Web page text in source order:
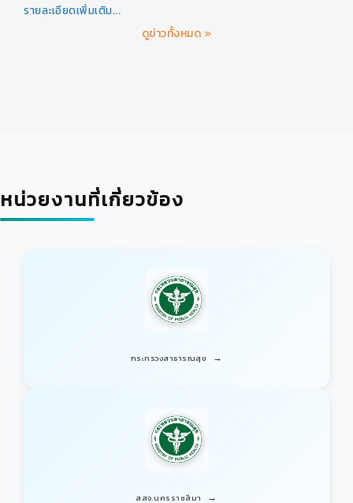
รายละเอียดเพิ่มเติม...
ดูข่าวทั้งหมด »
หน่วยงานที่เกี่ยวข้อง
กระทรวงสาธารณสุข →
สสจ.นครราชสีมา →